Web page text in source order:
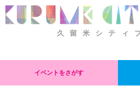
久留米シティ
イベントをさがす